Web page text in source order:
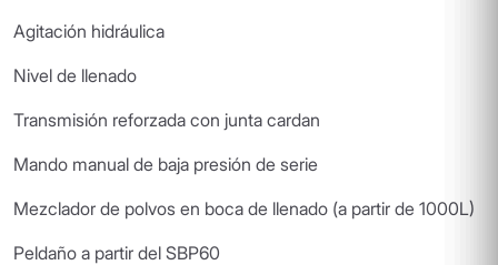
Agitación hidráulica
Nivel de llenado
Transmisión reforzada con junta cardan
Mando manual de baja presión de serie
Mezclador de polvos en boca de llenado (a partir de 1000L)
Peldaño a partir del SBP60